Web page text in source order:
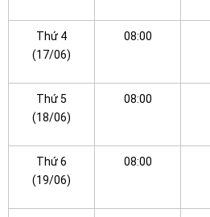
Thứ 4
(17/06)
08:00
Thứ 5
(18/06)
08:00
Thứ 6
(19/06)
08:00